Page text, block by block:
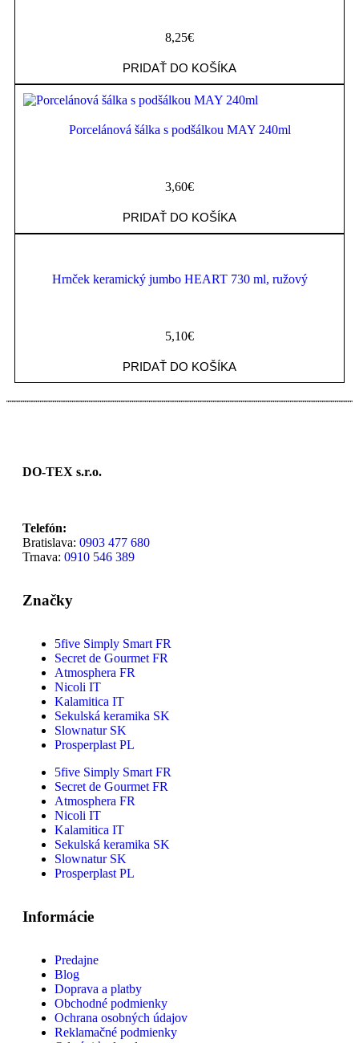
8,25€
PRIDAŤ DO KOŠÍKA
Porcelánová šálka s podšálkou MAY 240ml
3,60€
PRIDAŤ DO KOŠÍKA
Hrnček keramický jumbo HEART 730 ml, ružový
5,10€
PRIDAŤ DO KOŠÍKA
DO-TEX s.r.o.
Telefón:
Bratislava: 0903 477 680
Trnava: 0910 546 389
Značky
5five Simply Smart FR
Secret de Gourmet FR
Atmosphera FR
Nicoli IT
Kalamitica IT
Sekulská keramika SK
Slownatur SK
Prosperplast PL
5five Simply Smart FR
Secret de Gourmet FR
Atmosphera FR
Nicoli IT
Kalamitica IT
Sekulská keramika SK
Slownatur SK
Prosperplast PL
Informácie
Predajne
Blog
Doprava a platby
Obchodné podmienky
Ochrana osobných údajov
Reklamačné podmienky